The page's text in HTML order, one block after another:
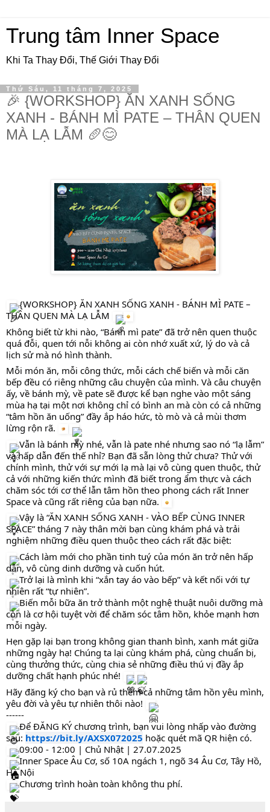
Trung tâm Inner Space
Khi Ta Thay Đổi, Thế Giới Thay Đổi
Thứ Sáu, 11 tháng 7, 2025
🎉 {WORKSHOP} ĂN XANH SỐNG
XANH - BÁNH MÌ PATE – THÂN QUEN
MÀ LẠ LẪM 🥖😊
{WORKSHOP} ĂN XANH SỐNG XANH - BÁNH MÌ PATE –
THÂN QUEN MÀ LẠ LẪM
Không biết từ khi nào, “Bánh mì pate” đã trở nên quen thuộc
quá đỗi, quen tới nỗi không ai còn nhớ xuất xứ, lý do và cả
lịch sử mà nó hình thành.
Mỗi món ăn, mỗi công thức, mỗi cách chế biến và mỗi căn
bếp đều có riêng những câu chuyện của mình. Và câu chuyện
ấy, về bánh mỳ, về pate sẽ được kể bạn nghe vào một sáng
mùa hạ tại một nơi không chỉ có bình an mà còn có cả những
“tâm hồn ăn uống” đầy ắp háo hức, tò mò và cả mùi thơm
lừng rộn rã.
Vẫn là bánh mỳ nhé, vẫn là pate nhé nhưng sao nó “lạ lẫm”
và hấp dẫn đến thế nhỉ? Bạn đã sẵn lòng thử chưa? Thử với
chính mình, thử với sự mới lạ mà lại vô cùng quen thuộc, thử
cả với những kiến thức mình đã biết trong ẩm thực và cách
chăm sóc tới cơ thể lẫn tâm hồn theo phong cách rất Inner
Space và cũng rất riêng của bạn nữa.
Vậy là “ĂN XANH SỐNG XANH - VÀO BẾP CÙNG INNER
SPACE” tháng 7 này thân mời bạn cùng khám phá và trải
nghiệm những điều quen thuộc theo cách rất đặc biệt:
Cách làm mới cho phần tinh tuý của món ăn trở nên hấp
dẫn, vô cùng dinh dưỡng và cuốn hút.
Trở lại là mình khi “xắn tay áo vào bếp” và kết nối với tự
nhiên rất “tự nhiên”.
Biến mỗi bữa ăn trở thành một nghệ thuật nuôi dưỡng mà
còn là cơ hội tuyệt vời để chăm sóc tâm hồn, khỏe mạnh hơn
mỗi ngày.
Hẹn gặp lại bạn trong không gian thanh bình, xanh mát giữa
những ngày hạ! Chúng ta lại cùng khám phá, cùng chuẩn bị,
cùng thưởng thức, cùng chia sẻ những điều thú vị đầy ắp
dưỡng chất hạnh phúc nhé!
Hãy đăng ký cho bạn và rủ thêm cả những tâm hồn yêu mình,
yêu đời và yêu tự nhiên thôi nào!
------
Để ĐĂNG KÝ chương trình, bạn vui lòng nhấp vào đường
sau: https://bit.ly/AXSX072025 hoặc quét mã QR hiện có.
09:00 - 12:00 | Chủ Nhật | 27.07.2025
Inner Space Âu Cơ, số 10A ngách 1, ngõ 34 Âu Cơ, Tây Hồ,
Hà Nội
Chương trình hoàn toàn không thu phí.